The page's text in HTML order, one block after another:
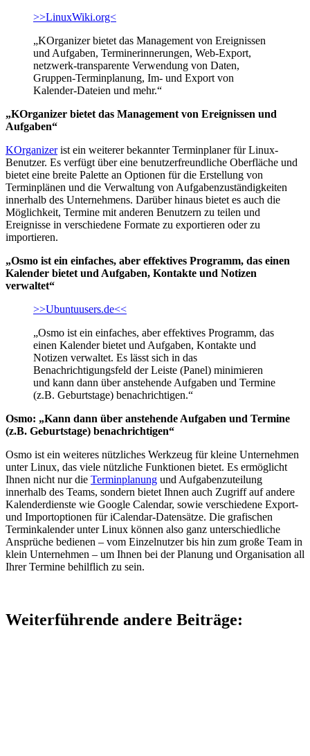
>>LinuxWiki.org<
„KOrganizer bietet das Management von Ereignissen
und Aufgaben, Terminerinnerungen, Web-Export,
netzwerk-transparente Verwendung von Daten,
Gruppen-Terminplanung, Im- und Export von
Kalender-Dateien und mehr.“
„KOrganizer bietet das Management von Ereignissen und
Aufgaben“
KOrganizerist ein weiterer bekannter Terminplaner für Linux-
Benutzer. Es verfügt über eine benutzerfreundliche Oberfläche und
bietet eine breite Palette an Optionen für die Erstellung von
Terminplänen und die Verwaltung von Aufgabenzuständigkeiten
innerhalb des Unternehmens. Darüber hinaus bietet es auch die
Möglichkeit, Termine mit anderen Benutzern zu teilen und
Ereignisse in verschiedene Formate zu exportieren oder zu
importieren.
„Osmo ist ein einfaches, aber effektives Programm, das einen
Kalender bietet und Aufgaben, Kontakte und Notizen
verwaltet“
>>Ubuntuusers.de<<
„Osmo ist ein einfaches, aber effektives Programm, das
einen Kalender bietet und Aufgaben, Kontakte und
Notizen verwaltet. Es lässt sich in das
Benachrichtigungsfeld der Leiste (Panel) minimieren
und kann dann über anstehende Aufgaben und Termine
(z.B. Geburtstage) benachrichtigen.“
Osmo: „Kann dann über anstehende Aufgaben und Termine
(z.B. Geburtstage) benachrichtigen“
Osmo ist ein weiteres nützliches Werkzeug für kleine Unternehmen
unter Linux, das viele nützliche Funktionen bietet. Es ermöglicht
Ihnen nicht nur die Terminplanung und Aufgabenzuteilung
innerhalb des Teams, sondern bietet Ihnen auch Zugriff auf andere
Kalenderdienste wie Google Calendar, sowie verschiedene Export-
und Importoptionen für iCalendar-Datensätze. Die grafischen
Terminkalender unter Linux können also ganz unterschiedliche
Ansprüche bedienen – vom Einzelnutzer bis hin zum große Team in
klein Unternehmen – um Ihnen bei der Planung und Organisation all
Ihrer Termine behilflich zu sein.
Weiterführende andere Beiträge: